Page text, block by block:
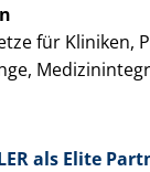
für Kliniken,
als Elite